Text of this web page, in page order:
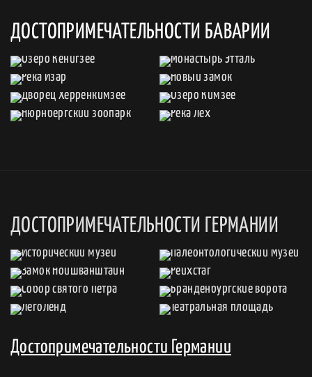
ДОСТОПРИМЕЧАТЕЛЬНОСТИ БАВАРИИ
ДОСТОПРИМЕЧАТЕЛЬНОСТИ ГЕРМАНИИ
Достопримечательности Германии